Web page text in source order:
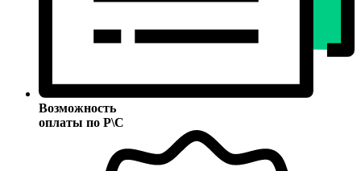
Возможность
оплаты по Р\С